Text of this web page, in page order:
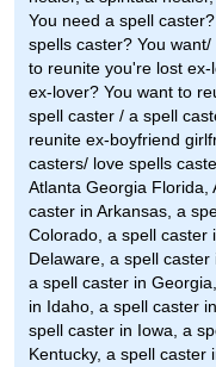
You need a spell
spells caster? You
to reunite you're lost
ex-lover? You want to
spell caster / a spell
reunite ex-boyfriend
casters/ love spells
Atlanta Georgia Florida,
caster in Arkansas, a
Colorado, a spell caster
Delaware, a spell caster
a spell caster in
in Idaho, a spell caster
spell caster in Iowa, a
Kentucky, a spell caster